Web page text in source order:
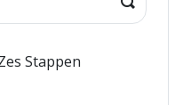
Stappen